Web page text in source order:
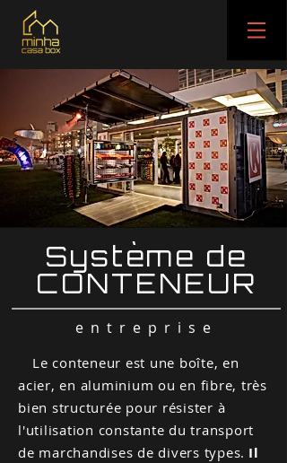
Système de
CONTENEUR
entreprise
Le conteneur est une boîte, en
acier, en aluminium ou en fibre, très
bien structurée pour résister à
l'utilisation constante du transport
de marchandises de divers types. Il